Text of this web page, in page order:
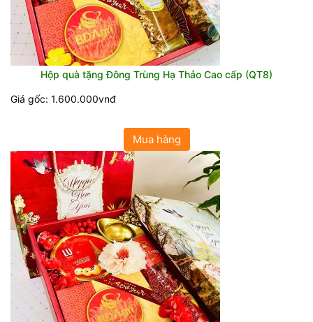
Hộp quà tặng Đông Trùng Hạ Thảo Cao cấp (QT8)
Giá gốc: 1.600.000vnđ
Mua hàng
5 món quà tặng sức khỏe tặng bố mẹ ý
nghĩa, thiết thực